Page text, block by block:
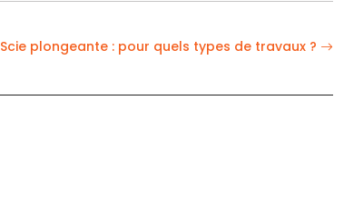
Scie plongeante : pour quels types de travaux ?